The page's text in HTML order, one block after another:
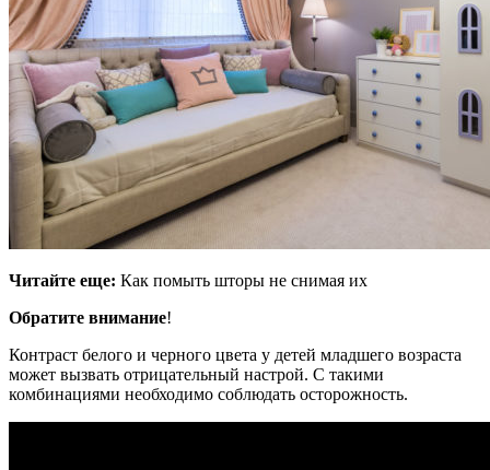
Читайте еще: Как помыть шторы не снимая их
Обратите внимание!
Контраст белого и черного цвета у детей младшего возраста
может вызвать отрицательный настрой. С такими
комбинациями необходимо соблюдать осторожность.